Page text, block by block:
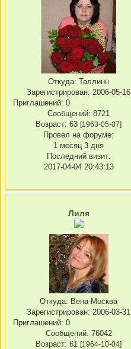
Откуда: Таллинн
Зарегистрирован: 2006-05-16
Приглашений: 0
Сообщений: 8721
Возраст: 63 [1963-05-07]
Провел на форуме:
1 месяц 3 дня
Последний визит:
2017-04-04 20:43:13
Лиля
Откуда: Вена-Москва
Зарегистрирован: 2006-03-31
Приглашений: 0
Сообщений: 76042
Возраст: 61 [1964-10-04]